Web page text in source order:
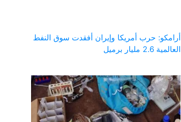
أرامكو: حرب أمريكا وإيران أفقدت سوق النفط
العالمية 2.6 مليار برميل